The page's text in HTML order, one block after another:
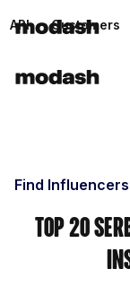
API Customers
Find Influencers
Top 20